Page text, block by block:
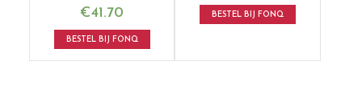
€41.70
BESTEL BIJ FONQ
BESTEL BIJ FONQ